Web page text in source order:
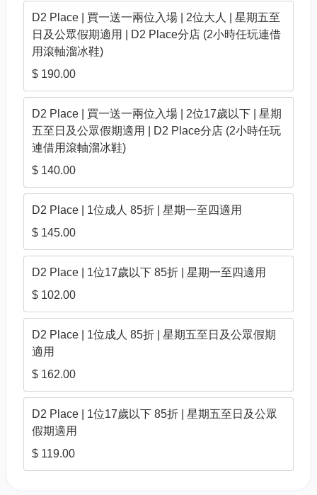
D2 Place | 買一送一兩位入場 | 2位大人 | 星期五至
日及公眾假期適用 | D2 Place分店 (2小時任玩連借
用滾軸溜冰鞋)
$ 190.00
D2 Place | 買一送一兩位入場 | 2位17歲以下 | 星期
五至日及公眾假期適用 | D2 Place分店 (2小時任玩
連借用滾軸溜冰鞋)
$ 140.00
D2 Place | 1位成人 85折 | 星期一至四適用
$ 145.00
D2 Place | 1位17歲以下 85折 | 星期一至四適用
$ 102.00
D2 Place | 1位成人 85折 | 星期五至日及公眾假期
適用
$ 162.00
D2 Place | 1位17歲以下 85折 | 星期五至日及公眾
假期適用
$ 119.00